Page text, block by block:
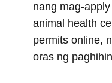
nang mag-
animal health
permits online,
oras ng